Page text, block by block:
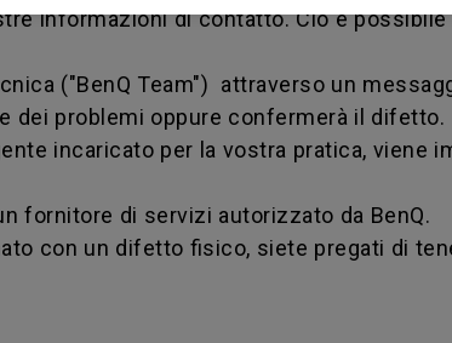
informazioni di contatto. Ciò è
("BenQ Team") attraverso un
dei problemi oppure confermerà il difetto.
incaricato per la vostra pratica, viene
fornitore di servizi autorizzato da BenQ.
con un difetto fisico, siete pregati di